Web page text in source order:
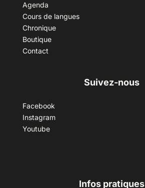
Agenda
Cours de langues
Chronique
Boutique
Contact
Suivez-nous
Facebook
Instagram
Youtube
Infos pratiques